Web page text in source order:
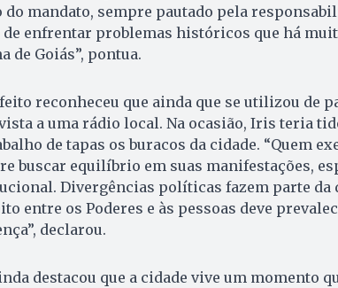
mandato, sempre pautado pela
de enfrentar problemas históricos que há
de Goiás”, pontua.
reconheceu que ainda que se utilizou de
a uma rádio local. Na ocasião, Iris teria
de tapas os buracos da cidade. “Quem
buscar equilíbrio em suas manifestações,
Divergências políticas fazem parte da
entre os Poderes e às pessoas deve
declarou.
destacou que a cidade vive um momento